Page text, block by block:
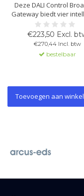
Deze DALI Control
Gateway biedt vier
kanalen voor
ondersteuning van DALI
2 standaarden, HSV-
kleurregeling, RGB/
Tunable White. Het
€223,50 Excl.
€270,44 Incl. btw
bestelbaar
Toevoegen aan